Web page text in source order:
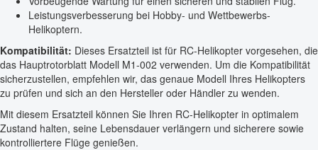
Leistungsverbesserung bei Hobby- und Wettbewerbs-
Helikoptern.
Kompatibilität: Dieses Ersatzteil ist für RC-Helikopter vorgesehen, die
das Hauptrotorblatt Modell M1-002 verwenden. Um die Kompatibilität
sicherzustellen, empfehlen wir, das genaue Modell Ihres Helikopters
zu prüfen und sich an den Hersteller oder Händler zu wenden.
Mit diesem Ersatzteil können Sie Ihren RC-Helikopter in optimalem
Zustand halten, seine Lebensdauer verlängern und sicherere sowie
kontrolliertere Flüge genießen.